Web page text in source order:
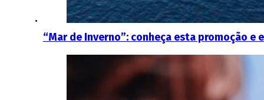
“Mar de Inverno”: conheça esta promoção e